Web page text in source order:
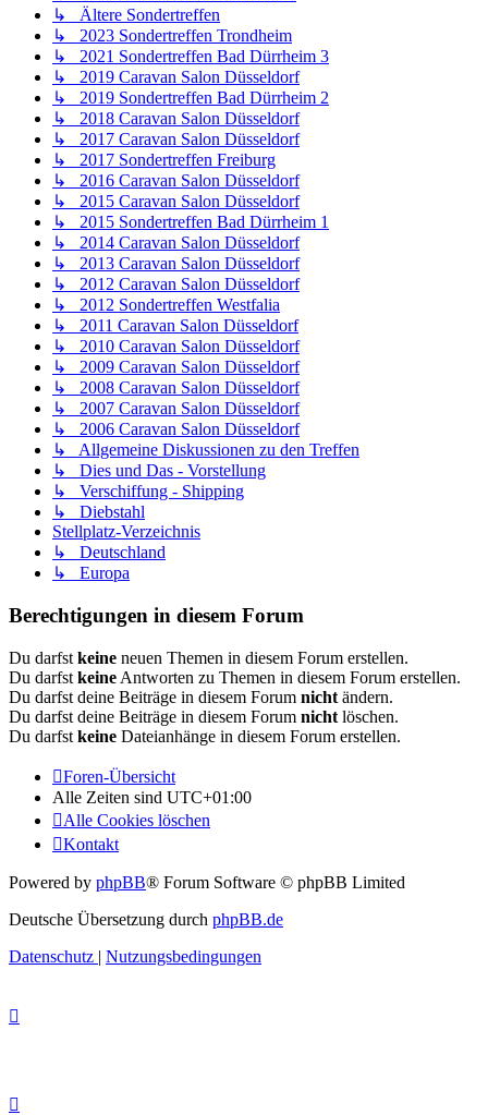
↳ Ältere Sondertreffen
↳ 2023 Sondertreffen Trondheim
↳ 2021 Sondertreffen Bad Dürrheim 3
↳ 2019 Caravan Salon Düsseldorf
↳ 2019 Sondertreffen Bad Dürrheim 2
↳ 2018 Caravan Salon Düsseldorf
↳ 2017 Caravan Salon Düsseldorf
↳ 2017 Sondertreffen Freiburg
↳ 2016 Caravan Salon Düsseldorf
↳ 2015 Caravan Salon Düsseldorf
↳ 2015 Sondertreffen Bad Dürrheim 1
↳ 2014 Caravan Salon Düsseldorf
↳ 2013 Caravan Salon Düsseldorf
↳ 2012 Caravan Salon Düsseldorf
↳ 2012 Sondertreffen Westfalia
↳ 2011 Caravan Salon Düsseldorf
↳ 2010 Caravan Salon Düsseldorf
↳ 2009 Caravan Salon Düsseldorf
↳ 2008 Caravan Salon Düsseldorf
↳ 2007 Caravan Salon Düsseldorf
↳ 2006 Caravan Salon Düsseldorf
↳ Allgemeine Diskussionen zu den Treffen
↳ Dies und Das - Vorstellung
↳ Verschiffung - Shipping
↳ Diebstahl
Stellplatz-Verzeichnis
↳ Deutschland
↳ Europa
Berechtigungen in diesem Forum
Du darfst keine neuen Themen in diesem Forum erstellen.
Du darfst keine Antworten zu Themen in diesem Forum erstellen.
Du darfst deine Beiträge in diesem Forum nicht ändern.
Du darfst deine Beiträge in diesem Forum nicht löschen.
Du darfst keine Dateianhänge in diesem Forum erstellen.
Foren-Übersicht
Alle Zeiten sind UTC+01:00
Alle Cookies löschen
Kontakt
Powered by phpBB® Forum Software © phpBB Limited
Deutsche Übersetzung durch phpBB.de
Datenschutz | Nutzungsbedingungen